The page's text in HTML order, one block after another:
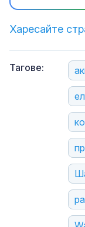
Харесайте
Тагове: